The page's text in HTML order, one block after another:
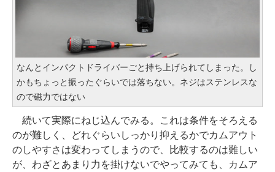
なんとインパクトドライバーごと持ち上げられてしまった。し
かもちょっと振ったぐらいでは落ちない。ネジはステンレスな
ので磁力ではない
続いて実際にねじ込んでみる。これは条件をそろえる
のが難しく、どれぐらいしっかり抑えるかでカムアウト
のしやすさは変わってしまうので、比較するのは難しい
が、わざとあまり力を掛けないでやってみても、カムア